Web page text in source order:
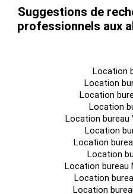
Accueil
Climatisation réversible
Local vélos et trottinettes
Luminaires LED
Vestiaires avec douches
Rooftop de 216 m² au R+5
Suggestions de
professionnels aux
Location
Location
Location
Location
Location bureau
Location
Location
Location
Location bureau
Location
Location